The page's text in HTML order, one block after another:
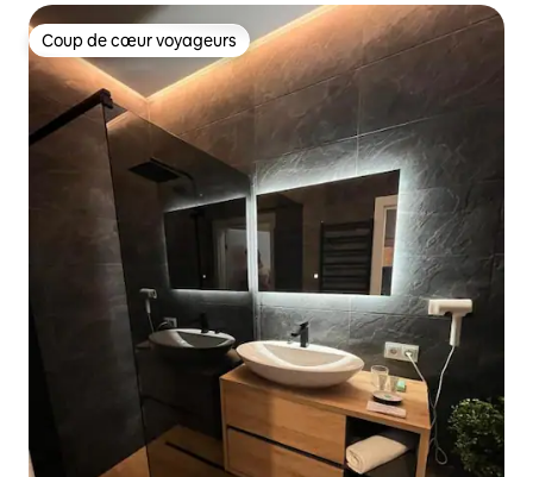
Coup de cœur voyageurs
Coup de cœur voyageurs